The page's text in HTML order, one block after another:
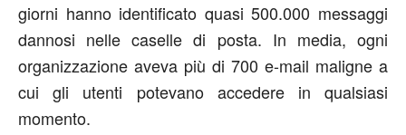
giorni hanno identificato quasi 500.000 messaggi
dannosi nelle caselle di posta. In media, ogni
organizzazione aveva più di 700 e-mail maligne a
cui gli utenti potevano accedere in qualsiasi
momento.